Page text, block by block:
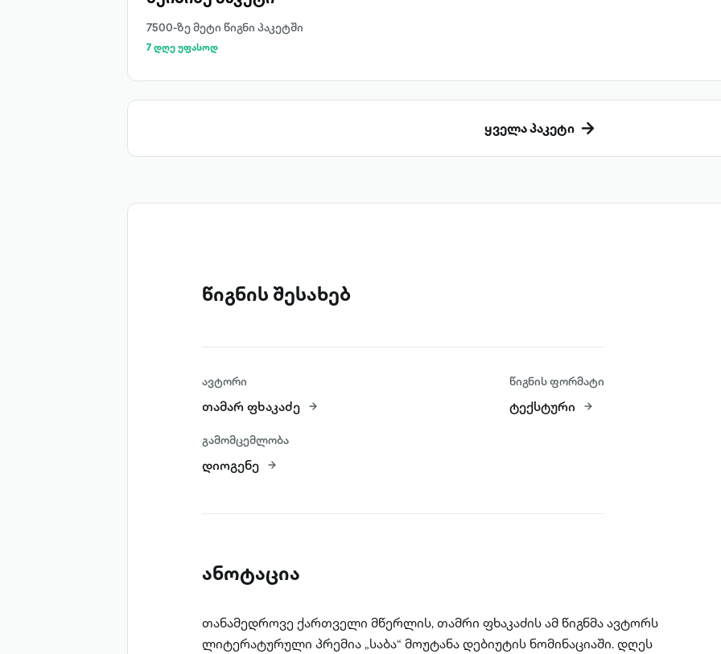
7500-ზე მეტი წიგნი პაკეტში
7 დღე უფასოდ
ყველა პაკეტი
წიგნის შესახებ
ავტორი
თამარ ფხაკაძე
გამომცემლობა
დიოგენე
წიგნის ფორმატი
ტექსტური
ანოტაცია
თანამედროვე ქართველი მწერლის, თამრი ფხაკაძის ამ წიგნმა ავტორს
ლიტერატურული პრემია „საბა“ მოუტანა დებიუტის ნომინაციაში. დღეს